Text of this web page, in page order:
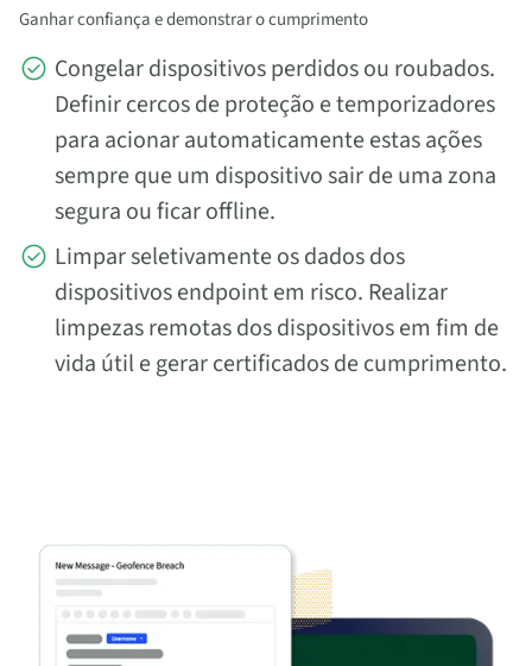
Ganhar confiança e demonstrar o cumprimento
Congelar dispositivos perdidos ou roubados.
Definir cercos de proteção e temporizadores
para acionar automaticamente estas ações
sempre que um dispositivo sair de uma zona
segura ou ficar offline.
Limpar seletivamente os dados dos
dispositivos endpoint em risco. Realizar
limpezas remotas dos dispositivos em fim de
vida útil e gerar certificados de cumprimento.